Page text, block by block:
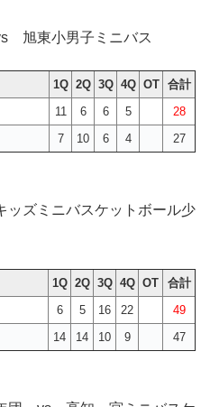
旭東小男子ミニバス
1Q 2Q 3Q 4Q OT
合計
11 6 6 5
28
7 10 6 4 27
ズミニバスケットボール少
1Q 2Q 3Q 4Q OT
合計
6 5 16 22
49
14 14 10 9 47